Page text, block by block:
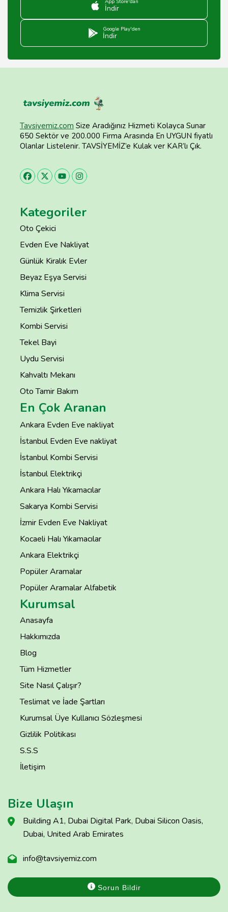
İndir
Google Play'den
İndir
Tavsiyemiz.com Size Aradığınız Hizmeti Kolayca Sunar
650 Sektör ve 200.000 Firma Arasında En UYGUN fiyatlı
Olanlar Listelenir. TAVSİYEMİZ’e Kulak ver KAR’lı Çık.
Kategoriler
Oto Çekici
Evden Eve Nakliyat
Günlük Kiralık Evler
Beyaz Eşya Servisi
Klima Servisi
Temizlik Şirketleri
Kombi Servisi
Tekel Bayi
Uydu Servisi
Kahvaltı Mekanı
Oto Tamir Bakım
En Çok Aranan
Ankara Evden Eve nakliyat
İstanbul Evden Eve nakliyat
İstanbul Kombi Servisi
İstanbul Elektrikçi
Ankara Halı Yıkamacılar
Sakarya Kombi Servisi
İzmir Evden Eve Nakliyat
Kocaeli Halı Yıkamacılar
Ankara Elektrikçi
Popüler Aramalar
Popüler Aramalar Alfabetik
Kurumsal
Anasayfa
Hakkımızda
Blog
Tüm Hizmetler
Site Nasıl Çalışır?
Teslimat ve İade Şartları
Kurumsal Üye Kullanıcı Sözleşmesi
Gizlilik Politikası
S.S.S
İletişim
Bize Ulaşın
Building A1, Dubai Digital Park, Dubai Silicon Oasis,
Dubai, United Arab Emirates
info@tavsiyemiz.com
Sorun Bildir